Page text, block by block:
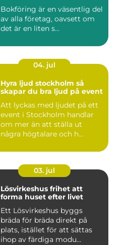
Bokföring är en väsentlig del
av alla företag, oavsett om
det är en liten s...
04. jul
Hyra ljud stockholm så
skapar du bra ljud på event
Att lyckas med ljudet på ett
event i Stockholm handlar
om mer än att ställa ut
några högtalare och h...
03. jul
Lösvirkeshus frihet att
forma huset efter livet
Ett Lösvirkeshus byggs
bräda för bräda direkt på
plats, istället för att sättas
ihop av färdiga modu...